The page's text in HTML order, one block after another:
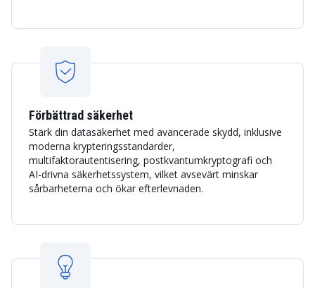
Förbättrad säkerhet
Stärk din datasäkerhet med avancerade skydd, inklusive
moderna krypteringsstandarder,
multifaktorautentisering, postkvantumkryptografi och
AI-drivna säkerhetssystem, vilket avsevärt minskar
sårbarheterna och ökar efterlevnaden.